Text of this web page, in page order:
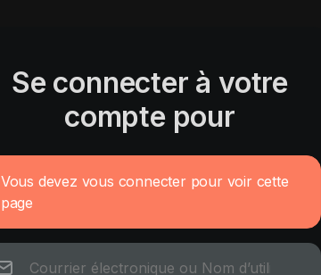
Se connecter à votre
compte pour
Vous devez vous connecter pour voir cette
page